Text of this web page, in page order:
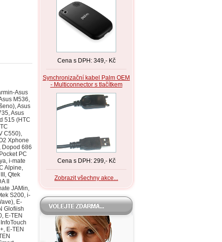
Cena s DPH: 349,- Kč
Synchronizační kabel Palm OEM
- Multiconnector s tlačítkem
Cena s DPH: 299,- Kč
Zobrazit všechny akce...
8060, HTC Voyager, i-mate SP2, Dopod 535, O2 Xphone), Qtek 8200 (HTC Hurricane, SDA II, Dopod 566/586, SPV C550), Qtek 9090 (HTC Blue Angel, T-Mobile MDA III, Dopod 700, i-mate PDA2k, O2 XDA III, XDA IIs), Qtek 9100 (HTC Wizard 200, T-Mobile MDA US, MDA Vario, i-mate K-JAM), Qtek A9100 (HTC Wizard 110/P4300, Dopod 838), Qtek S100 (HTC Magician, O2 XDA II mini/mini Black, MDA Compact, i-mate New JAM/JAM Limited Edition, Dopo, Qtek S110 (HTC Magician, O2 XDA II mini/mini Black, MDA Compact, i-mate New JAM/JAM Limited Edition, Dopo, Qtek S200 (HTC Prophet, Dopod 830/818 Pro, i-mate JAMin, O2 XDA Neo), Samsung SCH-i600 (SP-i600), Samsung SCH-i730, Samsung SCH-i830/IP-830w, Samsung SCH-M600, Samsung SGH-i300, Samsung SGH-i300x, Samsung SGH-i310, Samsung SGH-i320, Samsung SGH-i320n, Samsung SP-i600 (SCH-i600), Samsung SPH-i500, Samsung SPH-i700, Sony Clié PEG-N600C, Sony Clié PEG-N710C, Sony Clié PEG-N750, Sony Clié PEG-N750C, Sony Clié